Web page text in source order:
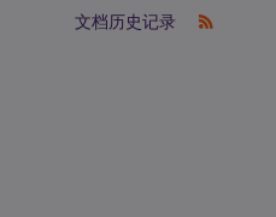
文档历史记录